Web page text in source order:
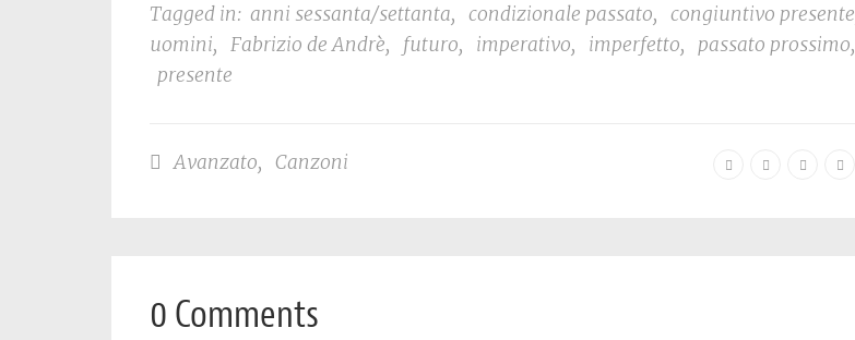
Tagged in: anni sessanta/settanta, condizionale passato, congiuntivo presente
uomini, Fabrizio de Andrè, futuro, imperativo, imperfetto, passato prossimo,
presente
Avanzato, Canzoni
0 Comments